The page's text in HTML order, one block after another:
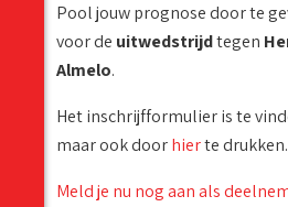
Pool jouw prognose door te
voor de uitwedstrijdtegen
Almelo.
Het inschrijfformulier is te
maar ook doorhierte drukken.
Meld je nu nog aan als